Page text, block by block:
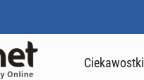
Ciekawostki